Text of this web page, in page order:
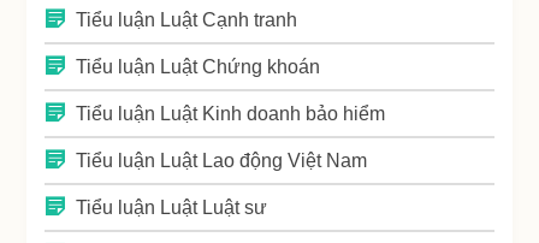
Tiểu luận Luật Cạnh tranh
Tiểu luận Luật Chứng khoán
Tiểu luận Luật Kinh doanh bảo hiểm
Tiểu luận Luật Lao động Việt Nam
Tiểu luận Luật Luật sư